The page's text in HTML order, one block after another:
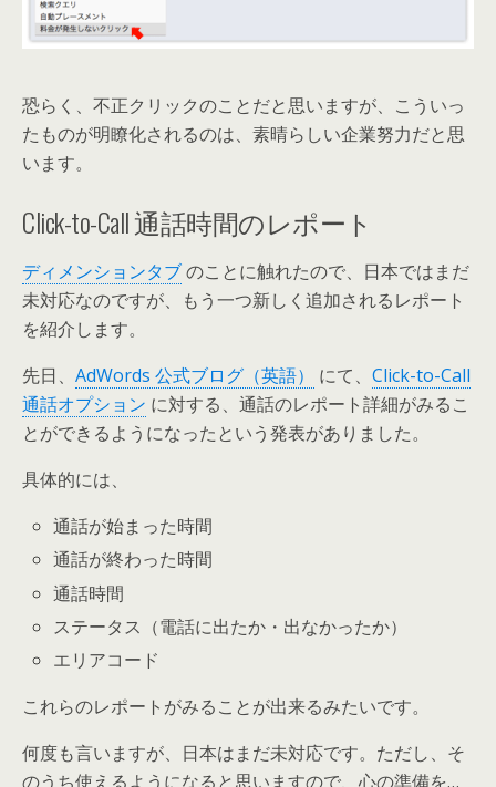
恐らく、不正クリックのことだと思いますが、こういっ
たものが明瞭化されるのは、素晴らしい企業努力だと思
います。
Click-to-Call 通話時間のレポート
ディメンションタブのことに触れたので、日本ではまだ
未対応なのですが、もう一つ新しく追加されるレポート
を紹介します。
先日、 AdWords 公式ブログ（英語） にて、 Click-to-Call
通話オプション に対する、通話のレポート詳細がみるこ
とができるようになったという発表がありました。
具体的には、
通話が始まった時間
通話が終わった時間
通話時間
ステータス（電話に出たか・出なかったか）
エリアコード
これらのレポートがみることが出来るみたいです。
何度も言いますが、日本はまだ未対応です。ただし、そ
のうち使えるようになると思いますので、心の準備を…